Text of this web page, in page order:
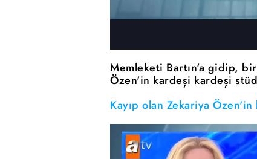
Memleketi Bartın'a gidip,
Özen'in kardeşi kardeşi
Kayıp olan Zekariya